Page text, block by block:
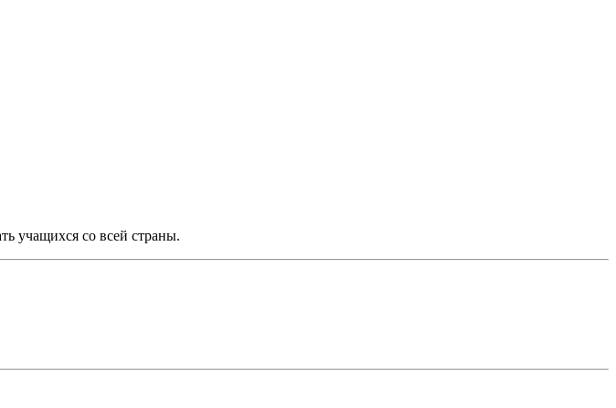
учащихся со всей страны.